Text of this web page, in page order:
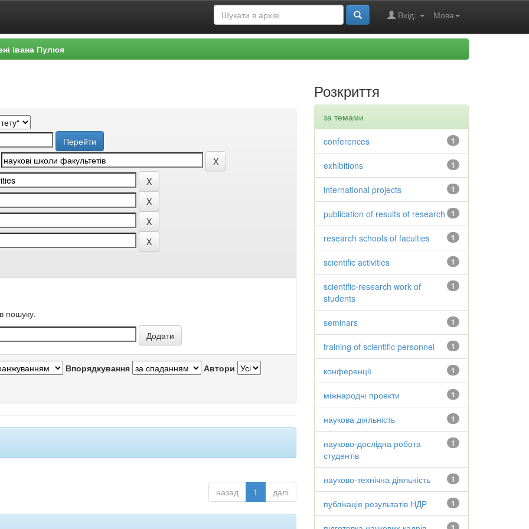
Мова
Вхід:
Івана Пулюя
пошуку.
Впорядкування Автори
назад 1 далі
Розкриття
за темами
1
conferences
1
exhibitions
1
international projects
1
publication of results of research
1
research schools of faculties
1
scientific activities
1
scientific-research work of
students
1
seminars
1
training of scientific personnel
1
конференції
1
міжнародні проекти
1
наукова діяльність
1
науково-дослідна робота
студентів
1
науково-технічна діяльність
1
публікація результатів НДР